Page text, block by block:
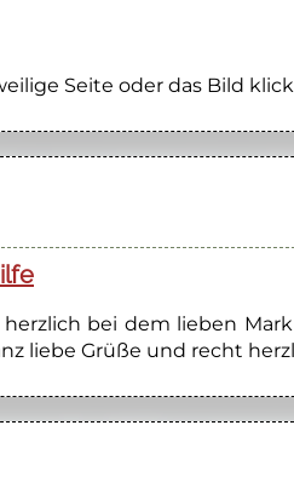
Seite oder das Bild
bei dem lieben
liebe Grüße und recht